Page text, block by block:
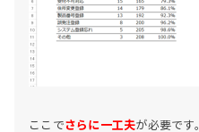
ここでさらに一工夫が必要です。